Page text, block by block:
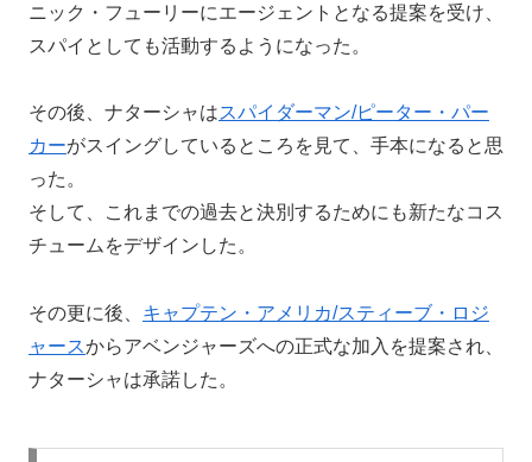
ニック・フューリーにエージェントとなる提案を受け、
スパイとしても活動するようになった。
その後、ナターシャはスパイダーマン/ピーター・パー
カーがスイングしているところを見て、手本になると思
った。
そして、これまでの過去と決別するためにも新たなコス
チュームをデザインした。
その更に後、 キャプテン・アメリカ/スティーブ・ロジ
ャースからアベンジャーズへの正式な加入を提案され、
ナターシャは承諾した。